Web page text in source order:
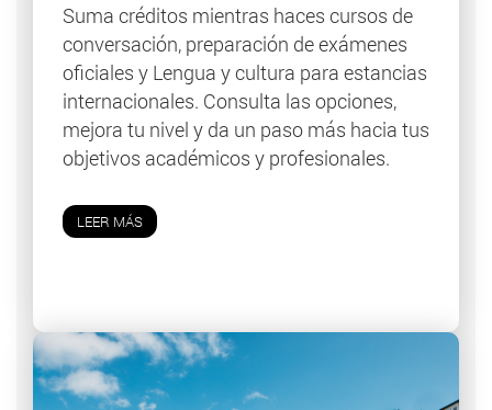
Suma créditos mientras haces cursos de
conversación, preparación de exámenes
oficiales y Lengua y cultura para estancias
internacionales. Consulta las opciones,
mejora tu nivel y da un paso más hacia tus
objetivos académicos y profesionales.
LEER MÁS